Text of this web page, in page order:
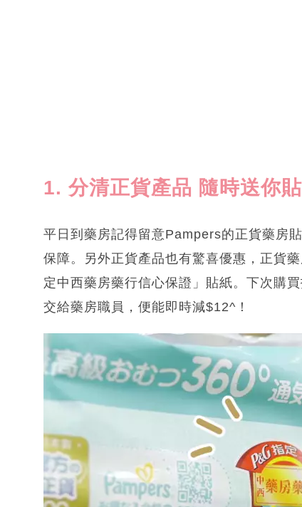
1. 分清正貨產品 隨時送你
平日到藥房記得留意Pampers的正貨藥房
保障。另外正貨產品也有驚喜優惠，正貨
定中西藥房藥行信心保證」貼紙。下次購
交給藥房職員，便能即時減$12^！